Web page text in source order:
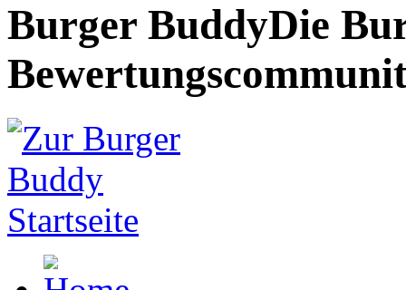
Burger BuddyDie